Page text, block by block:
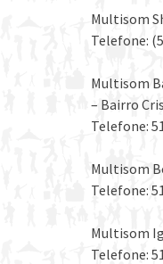
Multisom
Telefone:
Multisom
– Bairro
Telefone:
Multisom
Telefone:
Multisom
Telefone: